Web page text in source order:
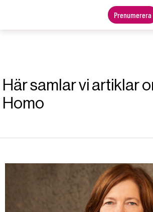
Prenumerera
Här samlar vi artiklar
Homo